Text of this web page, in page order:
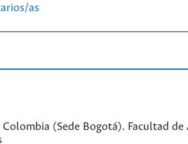
as
(Sede Bogotá). Facultad